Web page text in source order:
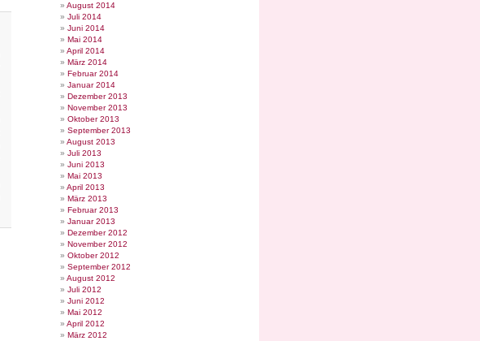
August 2014
Juli 2014
Juni 2014
Mai 2014
April 2014
März 2014
Februar 2014
Januar 2014
Dezember 2013
November 2013
Oktober 2013
September 2013
August 2013
Juli 2013
Juni 2013
Mai 2013
April 2013
März 2013
Februar 2013
Januar 2013
Dezember 2012
November 2012
Oktober 2012
September 2012
August 2012
Juli 2012
Juni 2012
Mai 2012
April 2012
März 2012